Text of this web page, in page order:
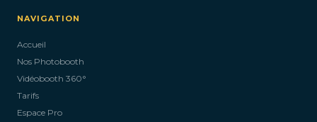
NAVIGATION
Accueil
Nos Photobooth
Vidéobooth 360°
Tarifs
Espace Pro